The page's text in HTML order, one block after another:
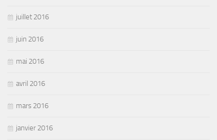
juillet 2016
juin 2016
mai 2016
avril 2016
mars 2016
janvier 2016